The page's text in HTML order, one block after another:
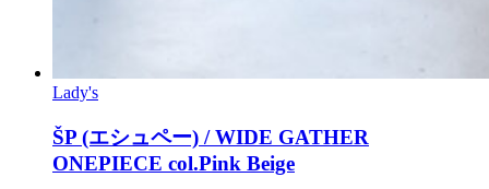
Lady's
ŠP (エシュペー) / WIDE GATHER
ONEPIECE col.Pink Beige